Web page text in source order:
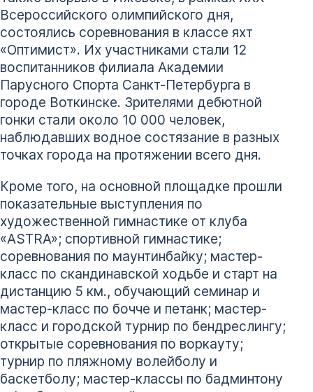
Всероссийского олимпийского дня,
состоялись соревнования в классе яхт
«Оптимист». Их участниками стали 12
воспитанников филиала Академии
Парусного Спорта Санкт-Петербурга в
городе Воткинске. Зрителями дебютной
гонки стали около 10 000 человек,
наблюдавших водное состязание в разных
точках города на протяжении всего дня.
Кроме того, на основной площадке прошли
показательные выступления по
художественной гимнастике от клуба
«ASTRA»; спортивной гимнастике;
соревнования по маунтинбайку; мастер-
класс по скандинавской ходьбе и старт на
дистанцию 5 км., обучающий семинар и
мастер-класс по бочче и петанк; мастер-
класс и городской турнир по бендреслингу;
открытые соревнования по воркауту;
турнир по пляжному волейболу и
баскетболу; мастер-классы по бадминтону